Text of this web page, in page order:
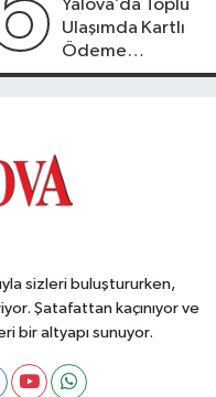
Yalova’da Toplu
Ulaşımda Kartlı
Ödeme
Beklentisi
sizleri buluştururken,
Şatafattan kaçınıyor ve
bir altyapı sunuyor.